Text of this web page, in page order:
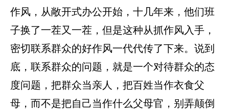
作风，从敞开式办公开始，十几年来，他们班
子换了一茬又一茬，但是这种从抓作风入手，
密切联系群众的好作风一代代传了下来。说到
底，联系群众的问题，就是一个对待群众的态
度问题，把群众当亲人，把百姓当作衣食父
母，而不是把自己当作什么父母官，别弄颠倒